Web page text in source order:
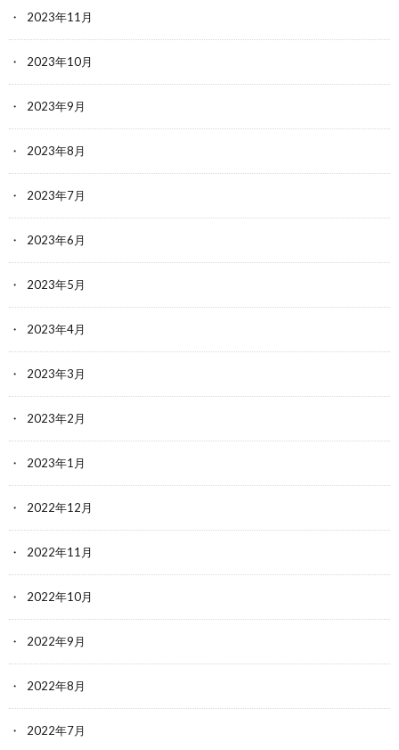
2023年11月
2023年10月
2023年9月
2023年8月
2023年7月
2023年6月
2023年5月
2023年4月
2023年3月
2023年2月
2023年1月
2022年12月
2022年11月
2022年10月
2022年9月
2022年8月
2022年7月